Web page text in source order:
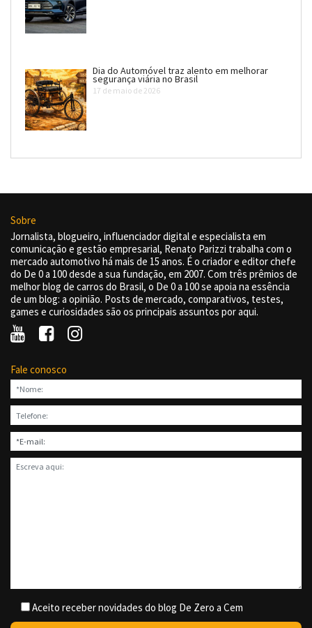
Dia do Automóvel traz alento em melhorar
segurança viária no Brasil
17 de maio de 2026
Sobre
Jornalista, blogueiro, influenciador digital e especialista em
comunicação e gestão empresarial, Renato Parizzi trabalha com o
mercado automotivo há mais de 15 anos. É o criador e editor chefe
do De 0 a 100 desde a sua fundação, em 2007. Com três prêmios de
melhor blog de carros do Brasil, o De 0 a 100 se apoia na essência
de um blog: a opinião. Posts de mercado, comparativos, testes,
games e curiosidades são os principais assuntos por aqui.
Fale conosco
Aceito receber novidades do blog De Zero a Cem